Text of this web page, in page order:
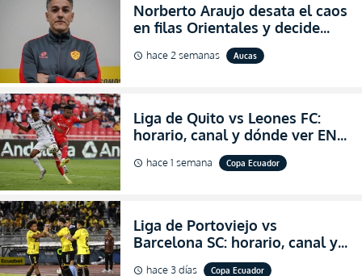
Norberto Araujo desata el caos
en filas Orientales y decide
abandonar la dirección técnica
de Aucas
schedule hace 2 semanas Aucas
Liga de Quito vs Leones FC:
horario, canal y dónde ver EN
VIVO los octavos de final de la
Copa Ecuador 2026
schedule hace 1 semana Copa Ecuador
Liga de Portoviejo vs
Barcelona SC: horario, canal y
dónde ver EN VIVO los octavos
schedule hace 3 días Copa Ecuador